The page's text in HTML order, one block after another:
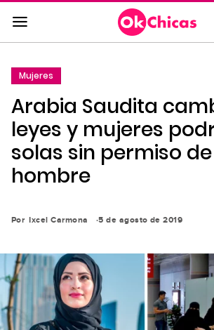
Saltar
al
contenido
a
la
navegación
principal
Mujeres
Arabia Saudita
leyes y mujeres
solas sin permiso
hombre
Por Ixcel Carmona 5 de agosto de 2019